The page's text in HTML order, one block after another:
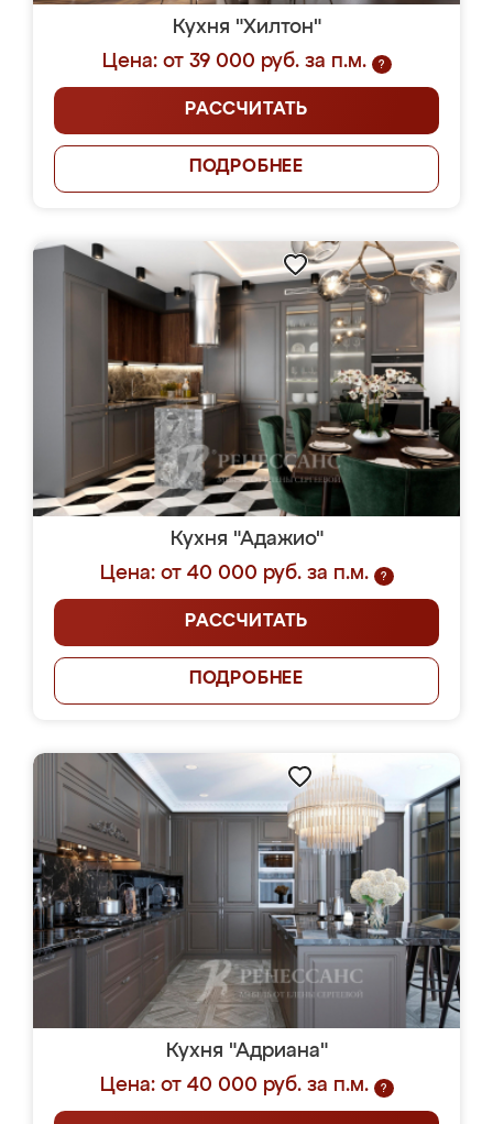
Кухня "Хилтон"
Цена: от 39 000 руб. за п.м.
?
РАССЧИТАТЬ
ПОДРОБНЕЕ
Кухня "Адажио"
Цена: от 40 000 руб. за п.м.
?
РАССЧИТАТЬ
ПОДРОБНЕЕ
Кухня "Адриана"
Цена: от 40 000 руб. за п.м.
?